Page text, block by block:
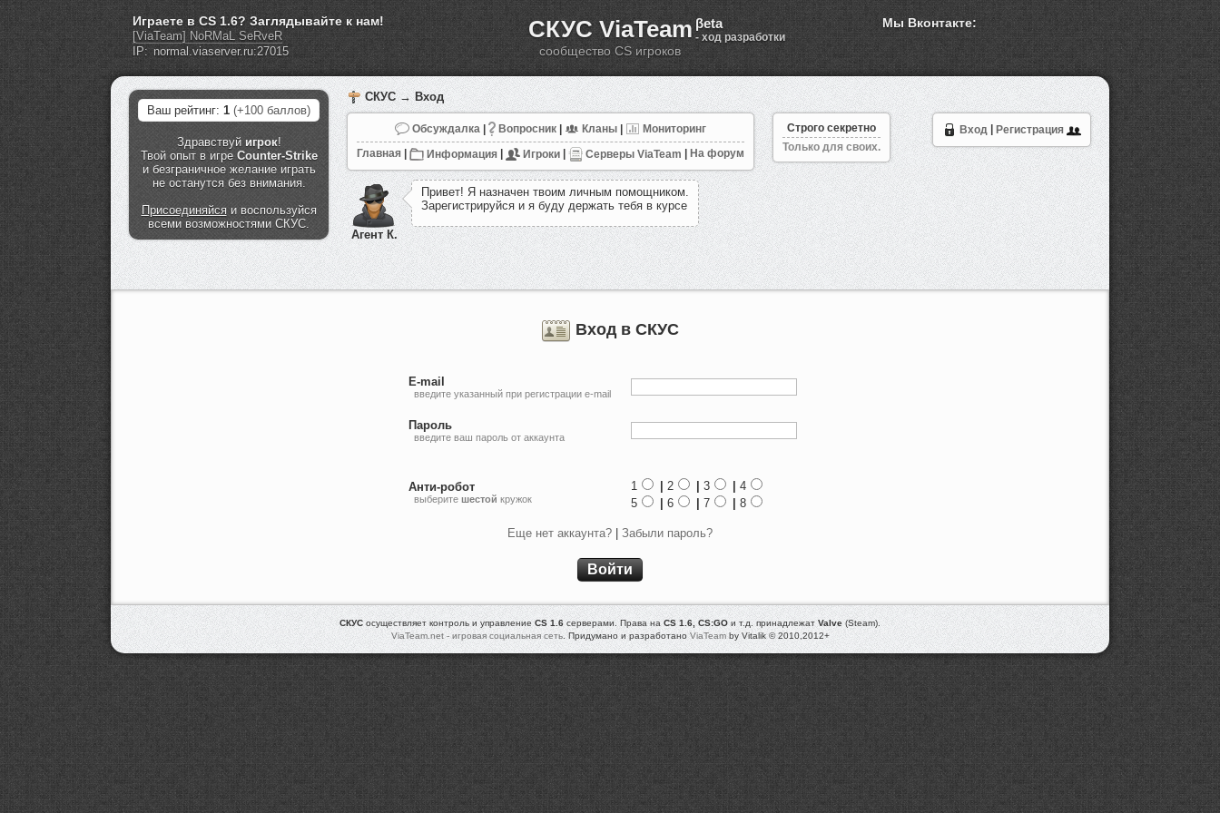
Играете в CS 1.6? Заглядывайте к нам!
[ViaTeam] NoRMaL SeRveR
IP:
СКУС ViaTeam βeta
- ход разработки
сообщество CS игроков
Мы Вконтакте:
Ваш рейтинг: 1 (+100 баллов)
Здравствуй игрок!
Твой опыт в игре Counter-Strike
и безграничное желание играть
не останутся без внимания.
Присоединяйсяи воспользуйся
всеми возможностями СКУС.
СКУС→ Вход
Вход Регистрация
Обсуждалка Вопросник Кланы
Мониторинг
Главная
Информация Игроки Серверы ViaTeam На форум
Строго секретно
Только для своих.
Агент К.
Привет! Я назначен твоим личным помощником.
Зарегистрируйся и я буду держать тебя в курсе
Вход в СКУС
E-mail
введите указанный при регистрации e-mail
Пароль
введите ваш пароль от аккаунта
Анти-робот
выберите шестой кружок
1 | 2 | 3 | 4
5
| 6 | 7 | 8
Еще нет аккаунта? | Забыли пароль?
Войти
СКУСосуществляет контроль и управлениеCS 1.6серверами. Права наCS 1.6, CS:GOи т.д. принадлежатValve(Steam).
ViaTeam.net - игровая социальная сеть. Придумано и разработаноViaTeamby Vitalik © 2010,2012+